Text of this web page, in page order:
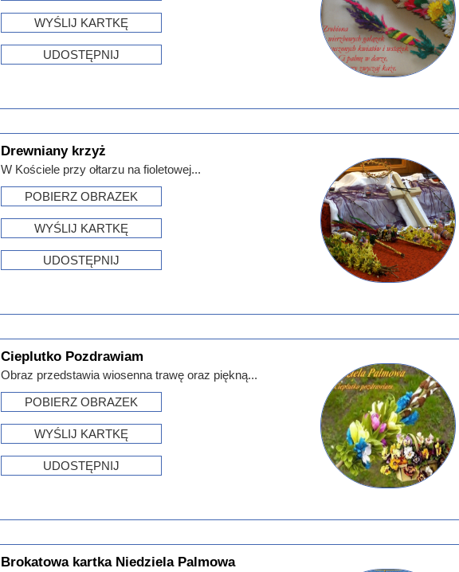
WYŚLIJ KARTKĘ
UDOSTĘPNIJ
Drewniany krzyż
W Kościele przy ołtarzu na fioletowej...
POBIERZ OBRAZEK
WYŚLIJ KARTKĘ
UDOSTĘPNIJ
Cieplutko Pozdrawiam
Obraz przedstawia wiosenna trawę oraz piękną...
POBIERZ OBRAZEK
WYŚLIJ KARTKĘ
UDOSTĘPNIJ
Brokatowa kartka Niedziela Palmowa